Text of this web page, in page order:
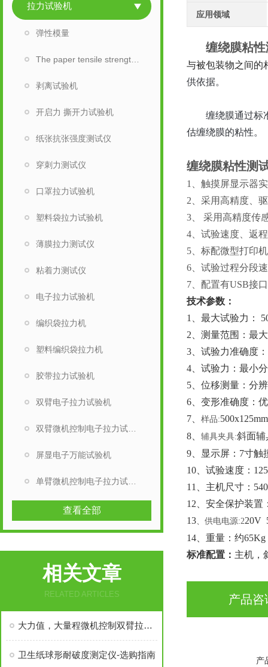
应用领域
缠绕膜粘
与被包装物之间的
供依据。
缠绕膜通过标
估缠绕膜的粘性。
缠绕膜粘性测
1、触摸屏显示器
2、采用高精度、
3、 采用高精度传
4、试验速度、返
5、标配微型打印
6、试验过程分段
7、配置有USB接
技术参数 ：
1、最大试验力：
2、测量范围：最
3、试验力准确度
4、试验力：最小
5、位移测量：分
6、变形准确度：
7、 样品:
8、 辅具夹具:斜面辅
9、
显示屏 ： 7寸触
10、 试验速度 ：
11、主机尺寸：
1 2 、安全保护装
13、供电电源:220V
14 、重量：约65Kg
标准配置： 主机，
产品咨
产
拉力试验机
弹性模量
剥离试验机
开启力 撕开力试验机
纸张抗张强度测试仪
穿刺力测试仪
口罩拉力试验机
塑料袋拉力试验机
薄膜拉力测试仪
粘着力测试仪
电子拉力试验机
编织袋拉力机
塑料编织袋拉力机
胶带拉力试验机
双臂电子拉力试验机
屏显电子万能试验机
查看全部
相关文章
RELATED ARTICLES
大力值，大量程微机控制双臂拉力机
卫生纸球形耐破度测定仪-选购指南